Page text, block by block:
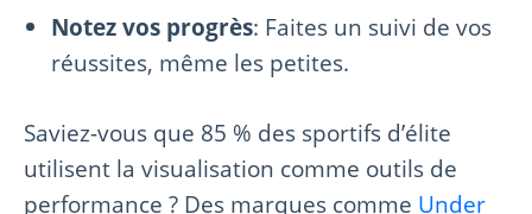
Notez vos progrès: Faites un suivi de vos
réussites, même les petites.
Saviez-vous que 85 % des sportifs d’élite
utilisent la visualisation comme outils de
performance ? Des marques comme Under